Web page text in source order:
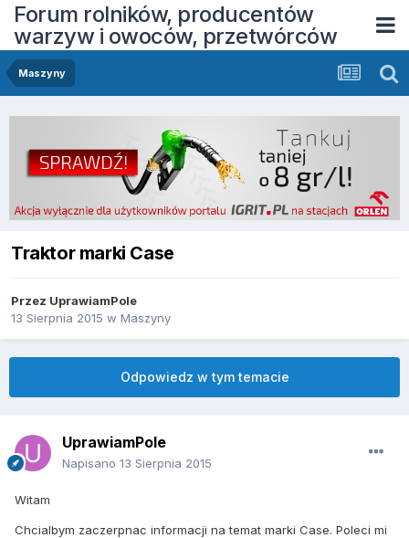
Forum rolników, producentów
warzyw i owoców, przetwórców
Maszyny
Traktor marki Case
Przez UprawiamPole
13 Sierpnia 2015 w Maszyny
Odpowiedz w tym temacie
UprawiamPole
Napisano 13 Sierpnia 2015
Witam
Chcialbym zaczerpnac informacji na temat marki Case. Poleci mi